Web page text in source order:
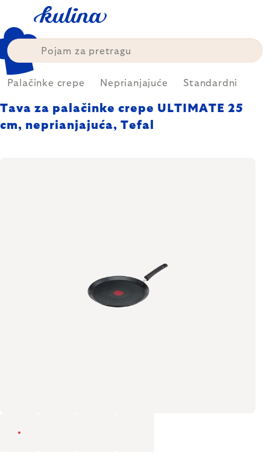
content
Palačinke crepe Neprianjajuće Standardni
Tava za palačinke crepe ULTIMATE 25
cm, neprianjajuća, Tefal